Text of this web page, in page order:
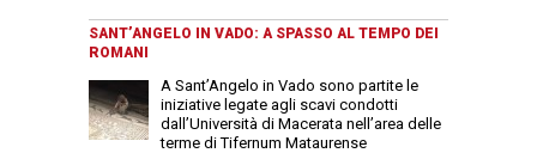
SANT’ANGELO IN VADO: A SPASSO AL TEMPO DEI
ROMANI
A Sant’Angelo in Vado sono partite le
iniziative legate agli scavi condotti
dall’Università di Macerata nell’area delle
terme di Tifernum Mataurense